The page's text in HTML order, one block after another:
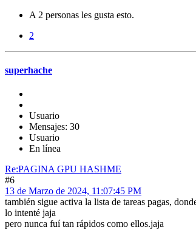
A 2 personas les gusta esto.
2
superhache
Usuario
Mensajes: 30
Usuario
En línea
Re:PAGINA GPU HASHME
#6
13 de Marzo de 2024, 11:07:45 PM
también sigue activa la lista de tareas pagas,
lo intenté jaja
pero nunca fuí tan rápidos como ellos.jaja